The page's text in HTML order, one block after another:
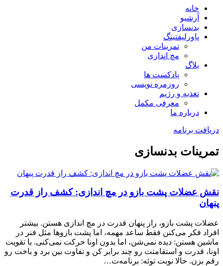
خانه
آرشیو
بدنسازی
پاورلیفتینگ
تمرینات من
مچ اندازی
بلاگ
پادکست ها
روزمره نویسی
تغذیه و رژیم
معرفی مکمل
درباره ما
دریافت برنامه
تمرینات بدنسازی
نقش عضلات پشت بازو در مچ اندازی: کشف راز قدرت
پنهان
عضلات پشت بازو، راز پنهان قدرت در مچ اندازی هستن. بیشتر
افراد فکر می‌کنن فقط ساعد مهمه، اما پشت بازوها مثل فنر در
ماشین هستن: دیده نمی‌شن، اما بدون اونا حرکت نمی‌کنی. با تقویت
اونا، قدرت و استقامتت رو چند برابر کن و تفاوت بین برد و باخت رو
رقم بزن. حالا نوبت توئه: برنامه‌ت…